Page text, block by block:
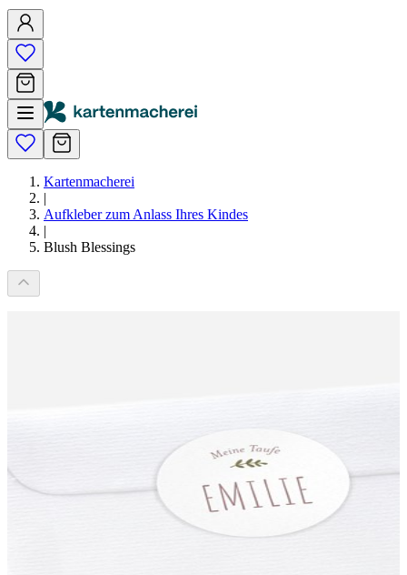
Kartenmacherei
|
Aufkleber zum Anlass Ihres Kindes
|
Blush Blessings